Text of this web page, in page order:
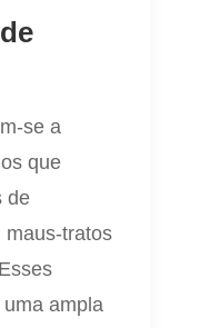
se a
que
de
maus-tratos
ampla